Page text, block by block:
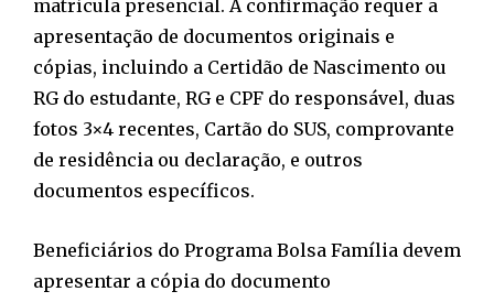
matrícula presencial. A confirmação requer a
apresentação de documentos originais e
cópias, incluindo a Certidão de Nascimento ou
RG do estudante, RG e CPF do responsável, duas
fotos 3×4 recentes, Cartão do SUS, comprovante
de residência ou declaração, e outros
documentos específicos.
Beneficiários do Programa Bolsa Família devem
apresentar a cópia do documento